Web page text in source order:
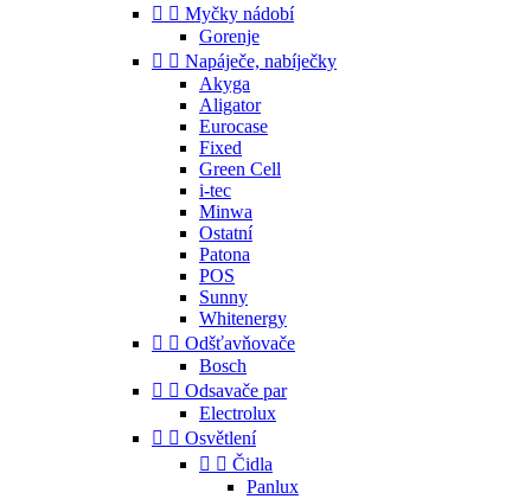
  Myčky nádobí
Gorenje
  Napáječe, nabíječky
Akyga
Aligator
Eurocase
Fixed
Green Cell
i-tec
Minwa
Ostatní
Patona
POS
Sunny
Whitenergy
  Odšťavňovače
Bosch
  Odsavače par
Electrolux
  Osvětlení
  Čidla
Panlux